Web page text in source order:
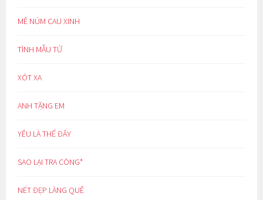
MÊ NÚM CAU XINH
TÌNH MẪU TỬ
XÓT XA
ANH TẶNG EM
YÊU LÀ THẾ ĐẤY
SAO LẠI TRA CÒNG*
NÉT ĐẸP LÀNG QUÊ